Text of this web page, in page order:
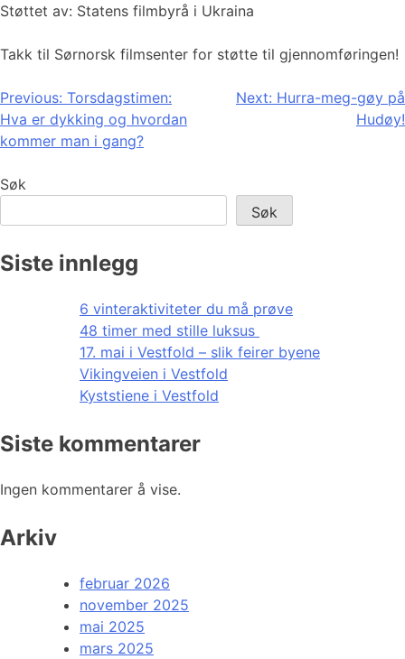
Støttet av: Statens filmbyrå i Ukraina
Takk til Sørnorsk filmsenter for støtte til gjennomføringen!
Innleggsnavigasjon
Previous: Torsdagstimen:
Hva er dykking og hvordan
kommer man i gang?
Next: Hurra-meg-gøy på
Hudøy!
Søk
Søk
Siste innlegg
6 vinteraktiviteter du må prøve
48 timer med stille luksus
17. mai i Vestfold – slik feirer byene
Vikingveien i Vestfold
Kyststiene i Vestfold
Siste kommentarer
Ingen kommentarer å vise.
Arkiv
februar 2026
november 2025
mai 2025
mars 2025